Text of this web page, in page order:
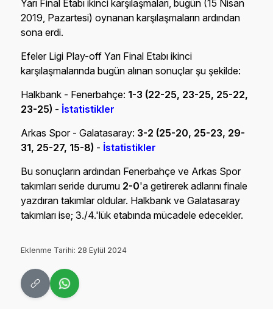
Yarı Final Etabı ikinci karşılaşmaları, bugün (15 Nisan
2019, Pazartesi) oynanan karşılaşmaların ardından
sona erdi.
Efeler Ligi Play-off Yarı Final Etabı ikinci
karşılaşmalarında bugün alınan sonuçlar şu şekilde:
Halkbank - Fenerbahçe: 1-3 (22-25, 23-25, 25-22,
23-25) - İstatistikler
Arkas Spor - Galatasaray: 3-2 (25-20, 25-23, 29-
31, 25-27, 15-8) - İstatistikler
Bu sonuçların ardından Fenerbahçe ve Arkas Spor
takımları seride durumu 2-0'a getirerek adlarını finale
yazdıran takımlar oldular. Halkbank ve Galatasaray
takımları ise; 3./4.'lük etabında mücadele edecekler.
Eklenme Tarihi: 28 Eylül 2024